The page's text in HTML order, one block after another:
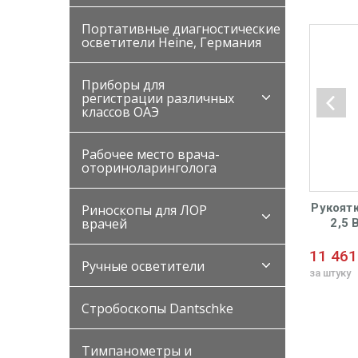
Портативные диагностические
осветители Heine, Германия
Приборы для
регистрации различных
классов ОАЭ
Рабочее место врача-
оториноларинголога
Риноскопы для ЛОР
врачей
Ручные осветители
Стробоскопы Dantschke
Тимпанометры и
средняя (d=28
3,5V
KaWe
Рукоятка средняя LED
(d=28мм) + аккумулятор
F. O. ларингоскопов KaWe
за штуку
2,5
для
11
за штуку